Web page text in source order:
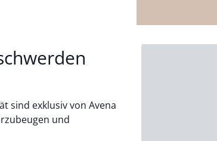
sind exklusiv von Avena
und